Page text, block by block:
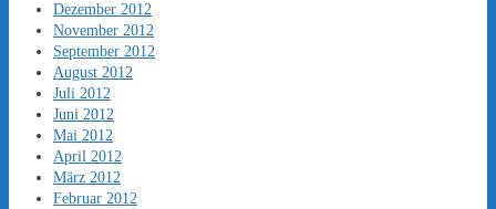
Dezember 2012
November 2012
September 2012
August 2012
Juli 2012
Juni 2012
Mai 2012
April 2012
März 2012
Februar 2012